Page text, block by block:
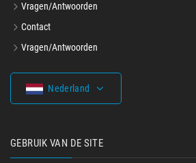
Vragen/Antwoorden
Contact
Vragen/Antwoorden
Nederland
GEBRUIK VAN DE SITE